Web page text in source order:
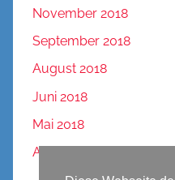
November 2018
September 2018
August 2018
Juni 2018
Mai 2018
April 2018